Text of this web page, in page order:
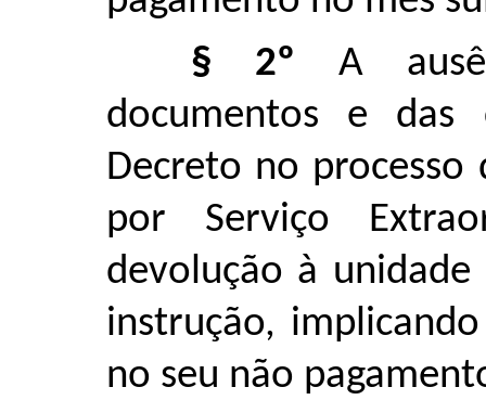
§ 2º A
documentos e das
Decreto no
por Serviço
devolução à unidade
instrução,
no seu não